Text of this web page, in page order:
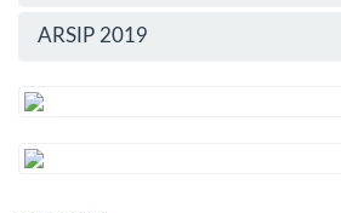
ARSIP 2019